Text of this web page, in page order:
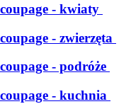
- kwiaty
- zwierzęta
- podróże
- kuchnia